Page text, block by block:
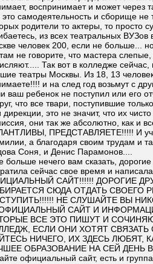
воспринимает и может через
это самодеятельность и сборище не
родители то актеры, то просто
из всех театральных
человек 200, если не больше...
не говорите, что мастера
Так вот в колледже
театры Москвы. Из 18, 13
и на след год возьмут с
ваш ребенок не поступил или его
что все твари, поступившие
дирекции, это не значит, что их
они так же абсолютно, как и
ПРЕДСТАВЛЯЕТЕ!!!!! И
а благодаря своим трудам и
Соня, и Денис Парамонов....
больше нечего вам сказать,
сейчас свое время и
САЙТ!!!!!! ДОРОГИЕ
СЮДА ОТДАТЬ СВОЕГО
НЕ СЛУШАЙТЕ ВЫ
САЙТ И
ВСЕ ЭТО ПИШУТ И
ЕСЛИ ОНИ ХОТЯТ
НИЧЕГО, ИХ ЗДЕСЬ ЛЮБЯТ,
ОБРАЗОВАНИЕ НА СЕЙ ДЕНЬ
официальный сайт, есть и